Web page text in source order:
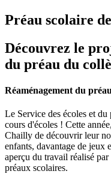
Préau scolaire
Découvrez le
du préau du
Réaménagement du
Le Service des écoles et du
cours d'écoles ! Cette
Chailly de découvrir leur
enfants, davantage de jeux
aperçu du travail réalisé
préaux scolaires.